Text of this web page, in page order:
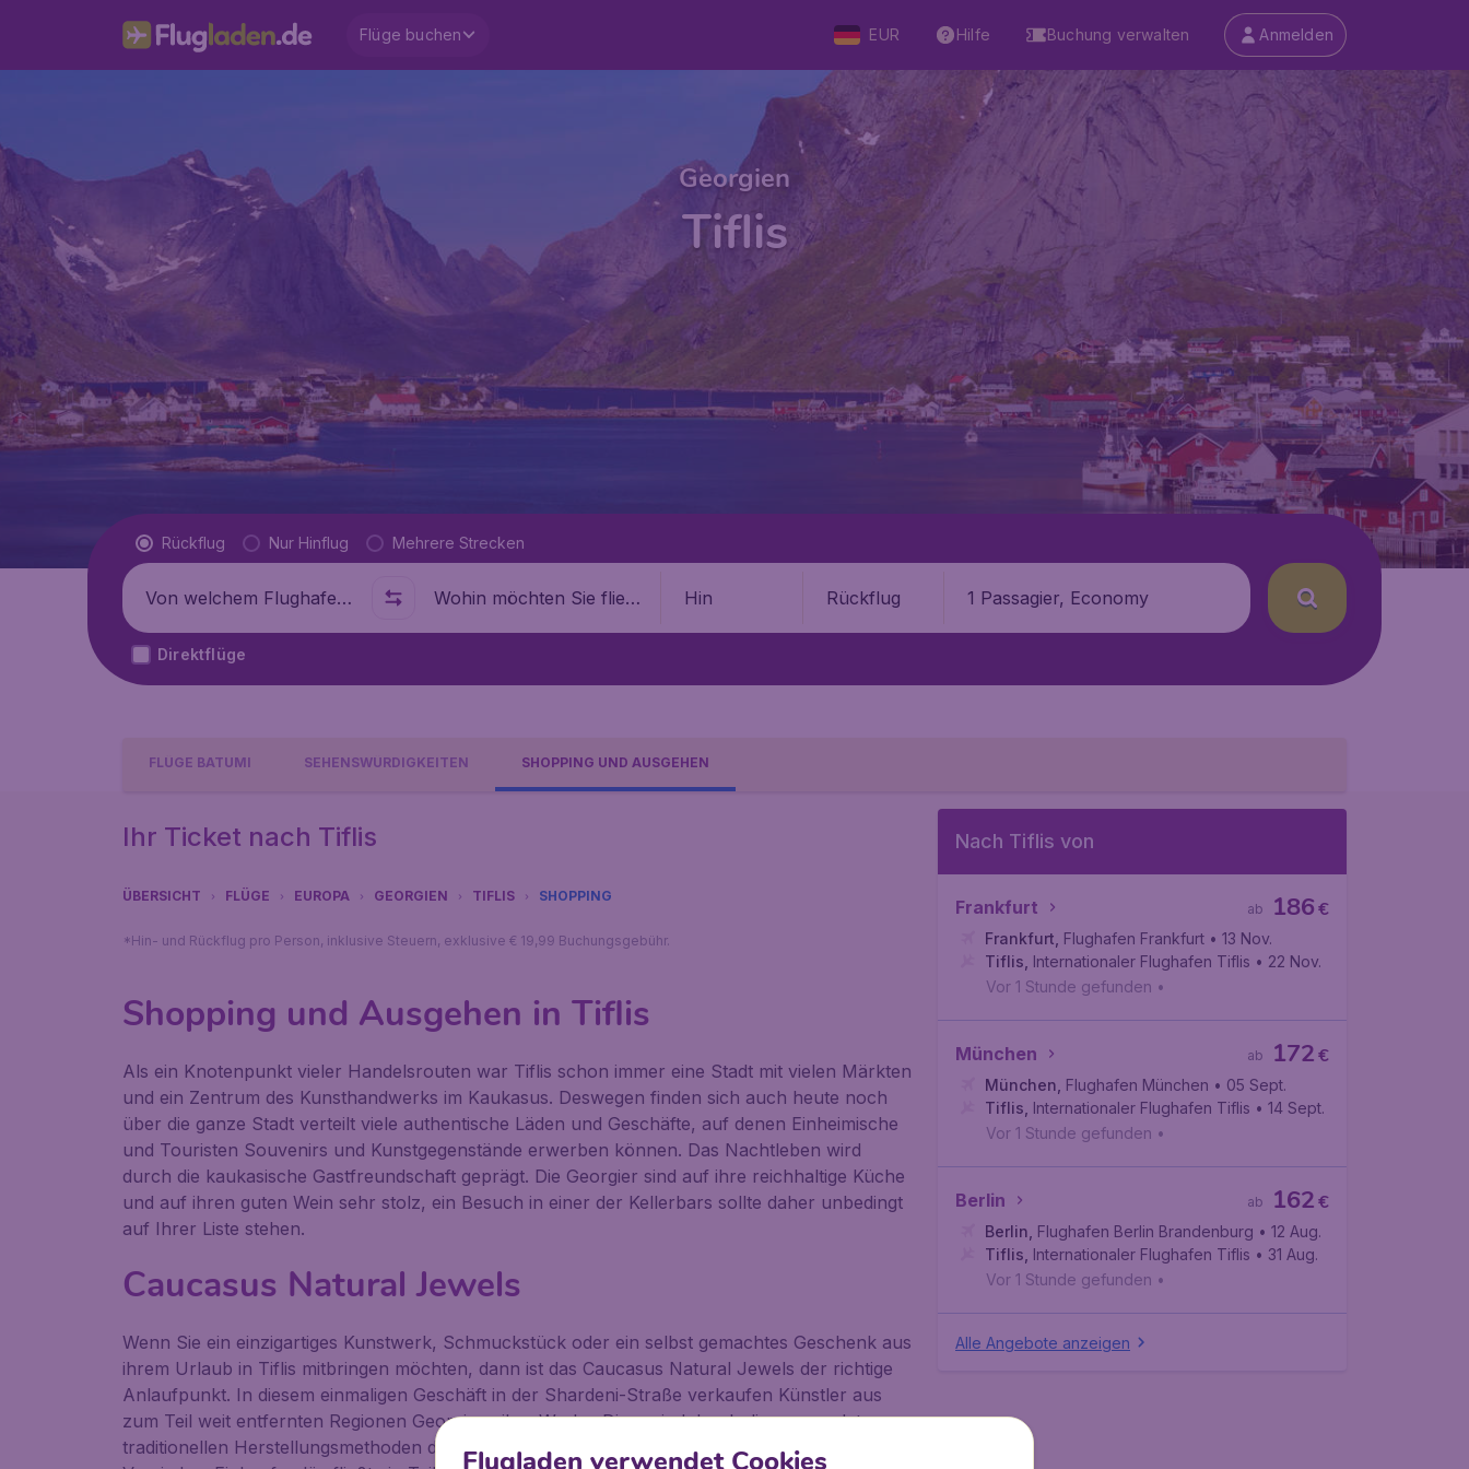
Flüge buchen EUR Hilfe Buchung verwalten Anmelden
Georgien
Tiflis
Flugtyp
Rückflug Nur Hinflug Mehrere Strecken
Abflug von Wohin Hin Rückflug 1 Passagier, Economy
Direktflüge
FLÜGE BATUMI SEHENSWÜRDIGKEITEN SHOPPING UND AUSGEHEN
Ihr Ticket nach Tiflis
ÜBERSICHT FLÜGE EUROPA GEORGIEN TIFLIS SHOPPING
*Hin- und Rückflug pro Person, inklusive Steuern, exklusive € 19,99 Buchungsgebühr.
Shopping und Ausgehen in Tiflis
Als ein Knotenpunkt vieler Handelsrouten war Tiflis schon immer eine Stadt mit vielen Märkten
und ein Zentrum des Kunsthandwerks im Kaukasus. Deswegen finden sich auch heute noch
über die ganze Stadt verteilt viele authentische Läden und Geschäfte, auf denen Einheimische
und Touristen Souvenirs und Kunstgegenstände erwerben können. Das Nachtleben wird
durch die kaukasische Gastfreundschaft geprägt. Die Georgier sind auf ihre reichhaltige Küche
und auf ihren guten Wein sehr stolz, ein Besuch in einer der Kellerbars sollte daher unbedingt
auf Ihrer Liste stehen.
Caucasus Natural Jewels
Wenn Sie ein einzigartiges Kunstwerk, Schmuckstück oder ein selbst gemachtes Geschenk aus
ihrem Urlaub in Tiflis mitbringen möchten, dann ist das Caucasus Natural Jewels der richtige
Anlaufpunkt. In diesem einmaligen Geschäft in der Shardeni-Straße verkaufen Künstler aus
zum Teil weit entfernten Regionen Georgiens ihre Werke. Diese sind durch die verwendeten
traditionellen Herstellungsmethoden das Authentischste, was Sie in Tiflis erwerben können.
Nach Tiflis von
Frankfurt €
186
ab
Frankfurt Flughafen Frankfurt • 13 Nov.
Tiflis Internationaler Flughafen Tiflis • 22 Nov.
Vor 1 Stunde gefunden •
München €
172
ab
München Flughafen München • 05 Sept.
Tiflis Internationaler Flughafen Tiflis • 14 Sept.
Vor 1 Stunde gefunden •
Berlin €
162
ab
Berlin Flughafen Berlin Brandenburg • 12 Aug.
Tiflis Internationaler Flughafen Tiflis • 31 Aug.
Vor 1 Stunde gefunden •
Alle Angebote anzeigen
Flugladen verwendet Cookies